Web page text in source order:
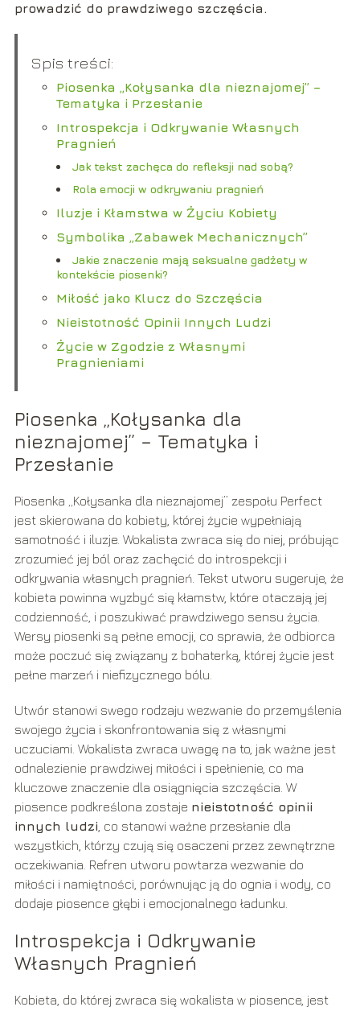
prowadzić do prawdziwego szczęścia.
Spis treści:
Piosenka „Kołysanka dla nieznajomej” –
Tematyka i Przesłanie
Introspekcja i Odkrywanie Własnych
Pragnień
Jak tekst zachęca do refleksji nad sobą?
Rola emocji w odkrywaniu pragnień
Iluzje i Kłamstwa w Życiu Kobiety
Symbolika „Zabawek Mechanicznych”
Jakie znaczenie mają seksualne gadżety w
kontekście piosenki?
Miłość jako Klucz do Szczęścia
Nieistotność Opinii Innych Ludzi
Życie w Zgodzie z Własnymi
Pragnieniami
Piosenka „Kołysanka dla
nieznajomej” – Tematyka i
Przesłanie
Piosenka „Kołysanka dla nieznajomej” zespołu Perfect
jest skierowana do kobiety, której życie wypełniają
samotność i iluzje. Wokalista zwraca się do niej, próbując
zrozumieć jej ból oraz zachęcić do introspekcji i
odkrywania własnych pragnień. Tekst utworu sugeruje, że
kobieta powinna wyzbyć się kłamstw, które otaczają jej
codzienność, i poszukiwać prawdziwego sensu życia.
Wersy piosenki są pełne emocji, co sprawia, że odbiorca
może poczuć się związany z bohaterką, której życie jest
pełne marzeń i niefizycznego bólu.
Utwór stanowi swego rodzaju wezwanie do przemyślenia
swojego życia i skonfrontowania się z własnymi
uczuciami. Wokalista zwraca uwagę na to, jak ważne jest
odnalezienie prawdziwej miłości i spełnienie, co ma
kluczowe znaczenie dla osiągnięcia szczęścia. W
piosence podkreślona zostaje nieistotność opinii
innych ludzi , co stanowi ważne przesłanie dla
wszystkich, którzy czują się osaczeni przez zewnętrzne
oczekiwania. Refren utworu powtarza wezwanie do
miłości i namiętności, porównując ją do ognia i wody, co
dodaje piosence głębi i emocjonalnego ładunku.
Introspekcja i Odkrywanie
Własnych Pragnień
Kobieta, do której zwraca się wokalista w piosence, jest